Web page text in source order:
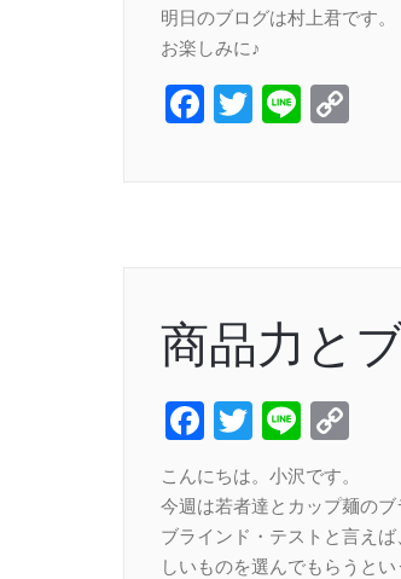
明日のブログは村上君です。
お楽しみに♪
Facebook
Twitter
Line
商品力と
Facebook
Twitter
Line
こんにちは。小沢です。
今週は若者達とカップ麺の
ブラインド・テストと言え
しいものを選んでもらうと